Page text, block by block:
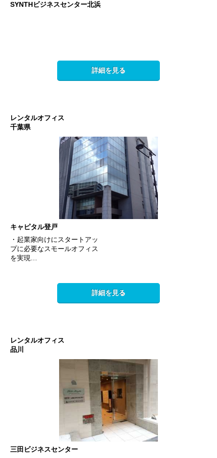
SYNTHビジネスセンター北浜
詳細を見る
レンタルオフィス
千葉県
キャピタル登戸
・起業家向けにスタートアッ
プに必要なスモールオフィス
を実現…
詳細を見る
レンタルオフィス
品川
三田ビジネスセンター